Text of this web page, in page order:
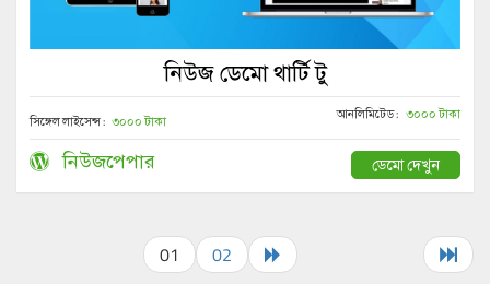
নিউজ ডেমো থার্টি টু
সিঙ্গেল লাইসেন্স : ৩০০০ টাকা আনলিমিটেড : ৩০০০ টাকা
নিউজপেপার ডেমো দেখুন
01 02